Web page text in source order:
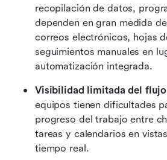
recopilación de datos,
dependen en gran medida
correos electrónicos, hojas
seguimientos manuales en
automatización integrada.
Visibilidad limitada del
equipos tienen dificultades
progreso del trabajo entre
tareas y calendarios en
tiempo real.